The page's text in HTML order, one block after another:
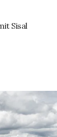
Sisal